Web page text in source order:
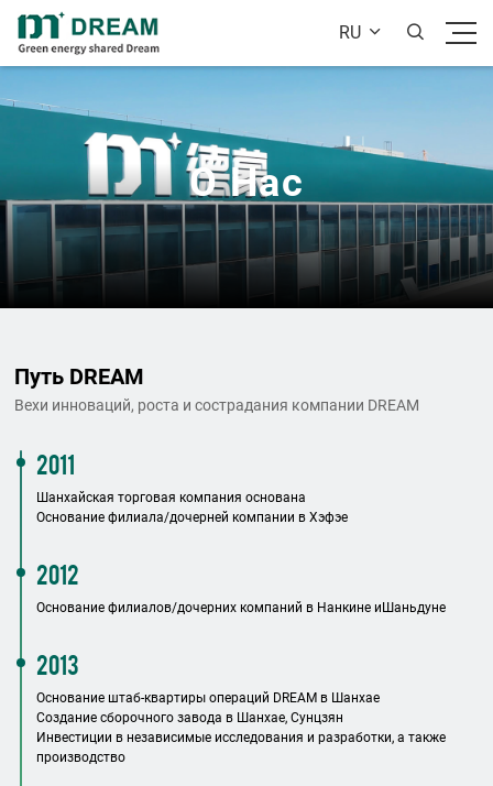
RU  
О Нас
Путь DREAM
Вехи инноваций, роста и сострадания компании DREAM
2011
Шанхайская торговая компания основана
Основание филиала/дочерней компании в Хэфэе
2012
Основание филиалов/дочерних компаний в Нанкине и Шаньдуне
2013
Основание штаб-квартиры операций DREAM в Шанхае
Создание сборочного завода в Шанхае, Сунцзян
Инвестиции в независимые исследования и разработки, а также
производство